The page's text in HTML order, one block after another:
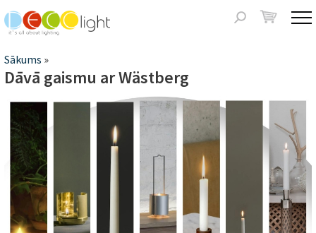
Meklēšanas
Jūs
atrodaties
šeit
Sākums »
Dāvā gaismu ar Wästberg